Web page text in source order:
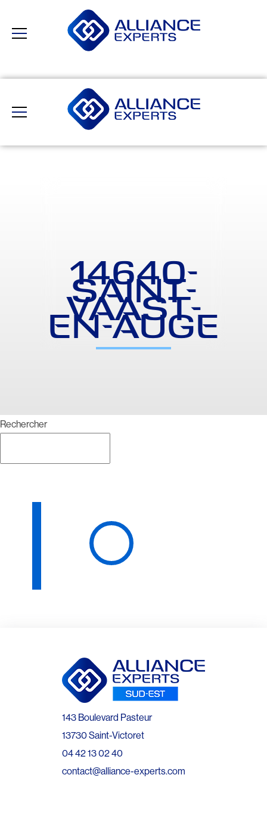
14640-
SAINT-
VAAST-
EN-AUGE
Rechercher
143 Boulevard Pasteur
13730 Saint-Victoret
04 42 13 02 40
contact@alliance-experts.com